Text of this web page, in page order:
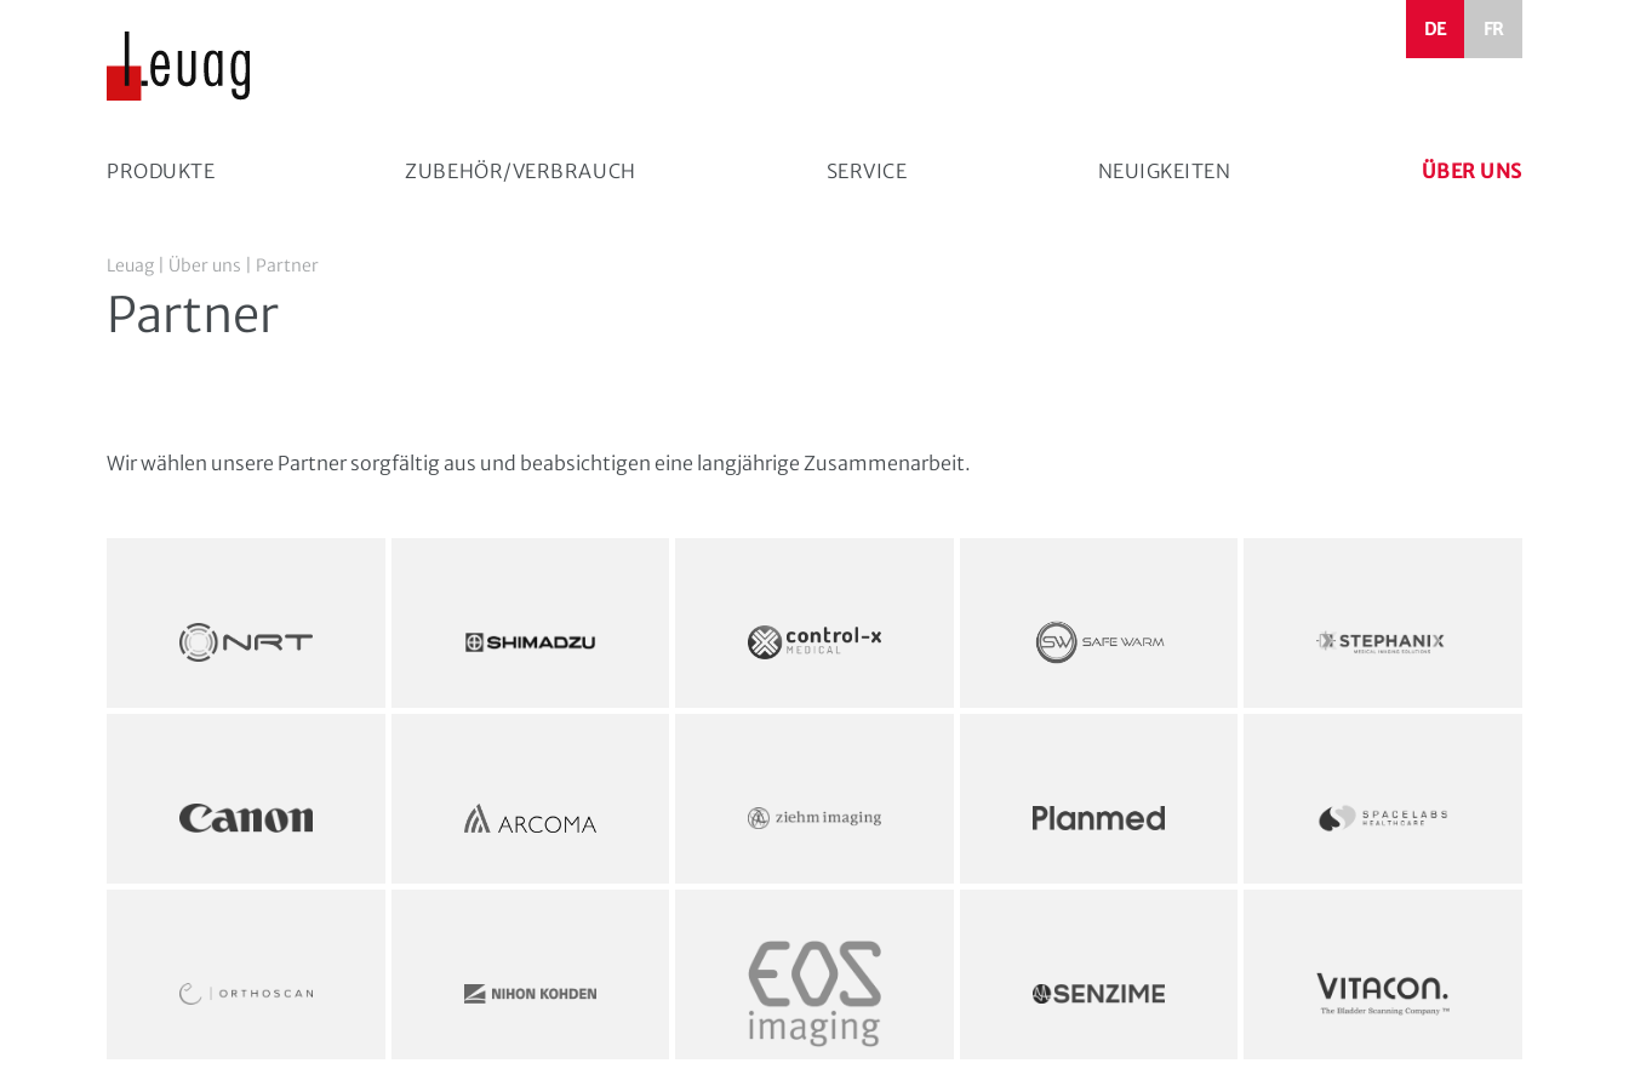
DE FR
PRODUKTE ZUBEHÖR/VERBRAUCH SERVICE NEUIGKEITEN ÜBER UNS
Leuag Über uns Partner
Partner
Wir wählen unsere Partner sorgfältig aus und beabsichtigen eine langjährige Zusammenarbeit.